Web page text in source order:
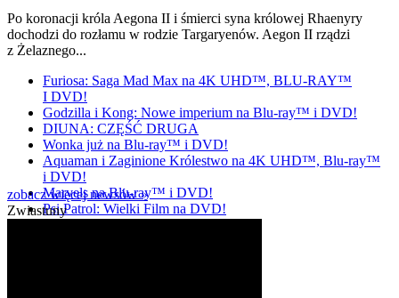
Po koronacji króla Aegona II i śmierci syna królowej Rhaenyry
dochodzi do rozłamu w rodzie Targaryenów. Aegon II rządzi
z Żelaznego...
Furiosa: Saga Mad Max na 4K UHD™, BLU-RAY™
I DVD!
Godzilla i Kong: Nowe imperium na Blu-ray™ i DVD!
DIUNA: CZĘŚĆ DRUGA
Wonka już na Blu-ray™ i DVD!
Aquaman i Zaginione Królestwo na 4K UHD™, Blu-ray™
i DVD!
Marvels na Blu-ray™ i DVD!
Psi Patrol: Wielki Film na DVD!
zobacz więcej newsów »
Zwiastuny